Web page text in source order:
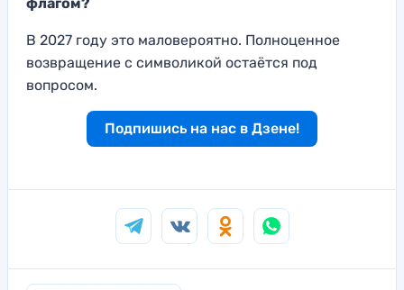
В 2027 году это маловероятно. Полноценное
возвращение с символикой остаётся под
вопросом.
Подпишись на нас в Дзене!